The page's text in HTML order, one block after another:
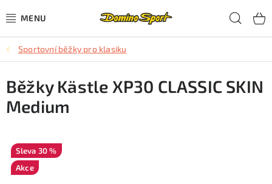
na
CYKLISTIKA
SJEZDOVÉ LYŽOVÁNÍ
SKIALPOVÉ LYŽOVÁNÍ
BĚŽECKÉ LYŽOVÁNÍ
OBLEČENÍ A OBUV
Sportovní běžky pro klasiku
Běžky Kästle XP30 CLASSIC SKIN
Medium
30 %
Akce